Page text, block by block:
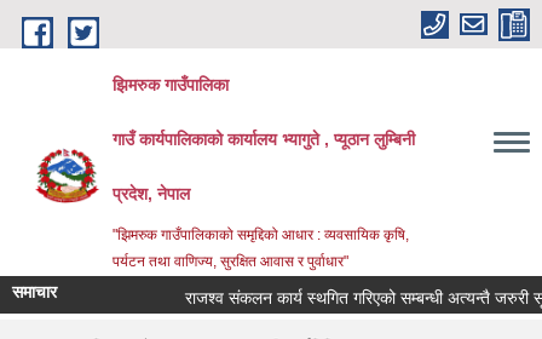
Skip to main content
झिमरुक गाउँपालिका
गाउँ कार्यपालिकाको कार्यालय भ्यागुते , प्यूठान लुम्बिनी
प्रदेश, नेपाल
"झिमरुक गाउँपालिकाको समृद्दिको आधार : व्यवसायिक कृषि,
पर्यटन तथा वाणिज्य, सुरक्षित आवास र पुर्वाधार"
समाचार राजश्व संकलन कार्य स्थगित गरिएको सम्बन्धी अत्यन्तै जरुरी